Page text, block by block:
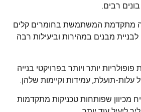
רבים.
מתקדמת המשתמשת בחומרים קלים
לבניית מבנים במהירות וביעילות רבה
יותר ויותר בפרויקטי בנייה
עלות-תועלת, עמידות וקיימות שלהן.
מכיוון שפותחות טכניקות מתקדמות